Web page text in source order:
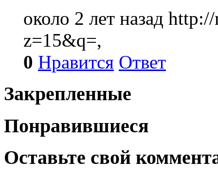
около 2 лет назад http://
z=15&q=,
0 Нравится Ответ
Закрепленные
Понравившиеся
Оставьте свой